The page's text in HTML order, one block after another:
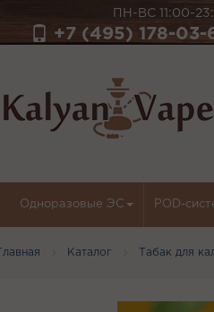
ПН-ВС 11:00-
+7 (495) 178-03-
Одноразовые ЭС POD-
Главная Каталог Табак для